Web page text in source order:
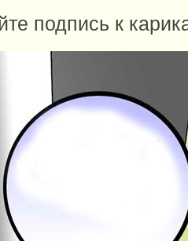
подпись к